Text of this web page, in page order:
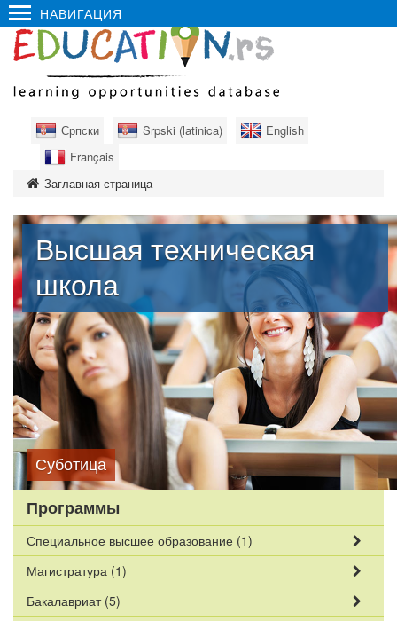
НАВИГАЦИЯ
Српски Srpski (latinica)
English
Français
Заглавная страница
Высшая техническая
школа
Суботица
Программы
Специальное высшее образование (1)
Магистратура (1)
Бакалавриат (5)